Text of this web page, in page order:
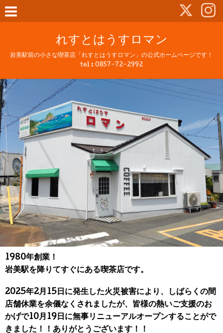
れすとはうすロマン
岩美駅前の小さな喫茶店「れすとはうすロマン」の公式ホームページです！
tel : 0857-72-2992
1980年創業！
岩美駅を降りてすぐにある喫茶店です。
2025年2月15日に発生した火災被害により、しばらくの間
店舗休業を余儀なくされましたが、皆様の熱いご支援のお
かげで10月19日に無事リニューアルオープンすることがで
きました！！ありがとうございます！！